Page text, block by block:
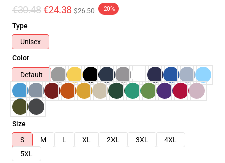
€30.48 €24.38 $26.50 -20%
Type
Unisex
Color
Default
Size
S
M L XL 2XL 3XL
4XL
5XL